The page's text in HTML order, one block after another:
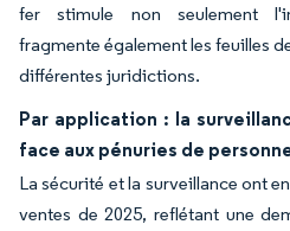
fer stimule non seulement
fragmente également les feuilles
différentes juridictions.
Par application : la
face aux pénuries de
La sécurité et la surveillance ont
ventes de 2025, reflétant une